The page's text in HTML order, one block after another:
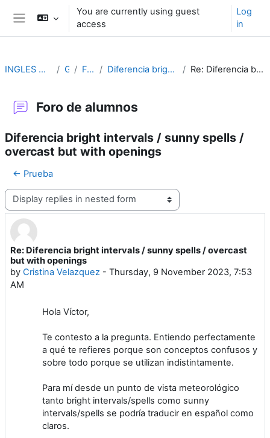
Skip to main content
You are currently using guest
access
Log
in
INGLES METEOROLÓGICO AERONÁUTICO GENERAL Foro de alumnos Diferencia bright intervals / sunny spells / overcast but with openings Re: Diferencia bright intervals / sunny spells / overcast but with openings
Foro de alumnos
Diferencia bright intervals / sunny spells /
overcast but with openings
← Prueba
Display mode
Re: Diferencia bright intervals / sunny spells / overcast
but with openings
by Cristina Velazquez - Thursday, 9 November 2023, 7:53
AM
Number of replies: 0
Hola Víctor,
Te contesto a la pregunta. Entiendo perfectamente
a qué te refieres porque son conceptos confusos y
sobre todo porque se utilizan indistintamente.
Para mí desde un punto de vista meteorológico
tanto bright intervals/spells como sunny
intervals/spells se podría traducir en español como
claros.